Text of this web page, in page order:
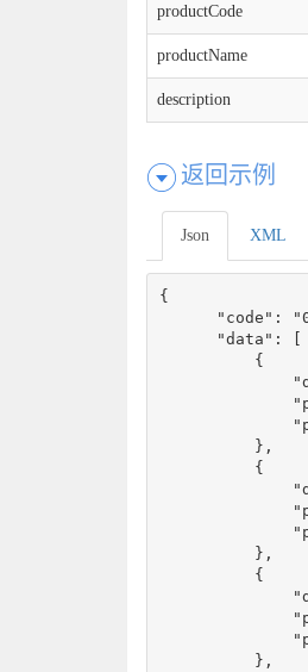
productCode
productName
description
返回示例
Json XML
{
"code":
      "data": [
          {
          },
          {
          },
          {
          },